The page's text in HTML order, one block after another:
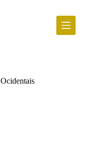
Ocidentais